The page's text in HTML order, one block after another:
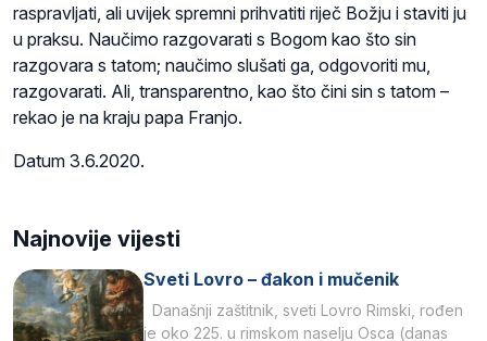
raspravljati, ali uvijek spremni prihvatiti riječ Božju i staviti ju
u praksu. Naučimo razgovarati s Bogom kao što sin
razgovara s tatom; naučimo slušati ga, odgovoriti mu,
razgovarati. Ali, transparentno, kao što čini sin s tatom –
rekao je na kraju papa Franjo.
Datum 3.6.2020.
Najnovije vijesti
Sveti Lovro – đakon i mučenik
Današnji zaštitnik, sveti Lovro Rimski, rođen
je oko 225. u rimskom naselju Osca (danas